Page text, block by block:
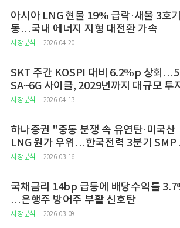
아시아 LNG 현물 19% 급락·새울 3호
동…국내 에너지 지형 대전환 가속
시장분석 2026-04-20
SKT 주간 KOSPI 대비 6.2%p 상회
SA~6G 사이클, 2029년까지 대규모 투
예고
시장분석 2026-04-13
하나증권 "중동 분쟁 속 유연탄·미국산
LNG 원가 우위…한국전력 3분기 SMP
승 전망"
시장분석 2026-03-16
국채금리 14bp 급등에 배당수익률
…은행주 방어주 부활 신호탄
시장분석 2026-03-09